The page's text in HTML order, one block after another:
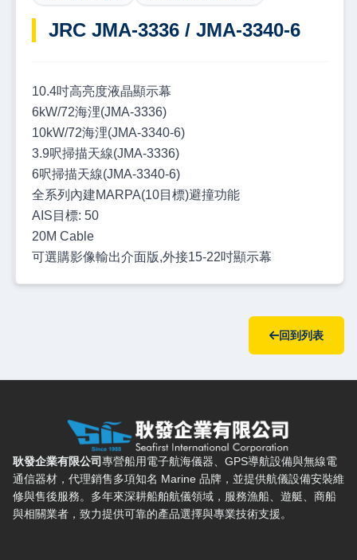
JRC JMA-3336 / JMA-3340-6
10.4吋高亮度液晶顯示幕
6kW/72海浬(JMA-3336)
10kW/72海浬(JMA-3340-6)
3.9呎掃描天線(JMA-3336)
6呎掃描天線(JMA-3340-6)
全系列內建MARPA(10目標)避撞功能
AIS目標: 50
20M Cable
可選購影像輸出介面版,外接15-22吋顯示幕
回到列表
耿發企業有限公司 — 網站概要、主導覽與聯絡方式
耿發企業有限公司專營船用電子航海儀器、GPS導航設備與無線電
通信器材，代理銷售多項知名 Marine 品牌，並提供航儀設備安裝維
修與售後服務。多年來深耕船舶航儀領域，服務漁船、遊艇、商船
與相關業者，致力提供可靠的產品選擇與專業技術支援。